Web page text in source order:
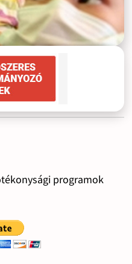
programok